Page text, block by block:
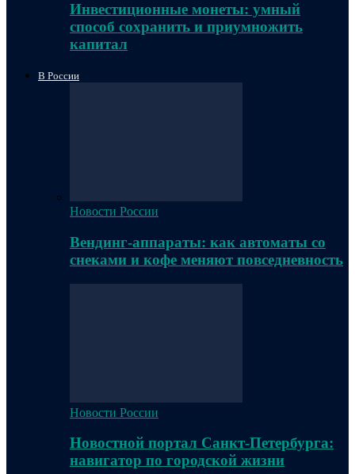
Инвестиционные монеты: умный
способ сохранить и приумножить
капитал
В России
Новости России
Вендинг-аппараты: как автоматы со
снеками и кофе меняют повседневность
Новости России
Новостной портал Санкт-Петербурга:
навигатор по городской жизни